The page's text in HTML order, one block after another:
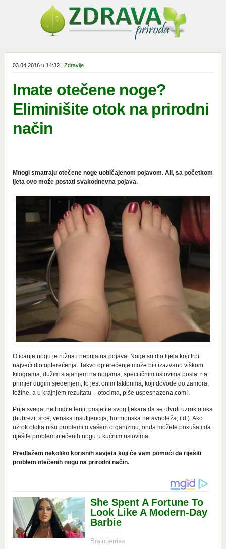
03.04.2016 u 14:32 | Zdravlje
Imate otečene noge?
Eliminišite otok na prirodni
način
Mnogi smatraju otečene noge uobičajenom pojavom. Ali, sa početkom
ljeta ovo može postati svakodnevna pojava.
Oticanje nogu je ružna i neprijatna pojava. Noge su dio tijela koji trpi
najveći dio opterećenja. Takvo opterećenje može biti izazvano viškom
kilograma, dužim stajanjem na nogama, specifičnim uslovima posla, na
primjer dugim sjedenjem, to jest onim faktorima, koji dovode do zamora,
težine, a u krajnjem rezultatu – otocima, piše uspesnazena.com!
Prije svega, ne budite lenji, posjetite svog ljekara da se utvrdi uzrok otoka
(bubrezi, srce, venska insufijencija, hormonska neravnoteža, itd.). Ako
uzrok otoka nisu problemi u vašem organizmu, onda možete pokušati da
riješite problem otečenih nogu u kućnim uslovima.
Predlažem nekoliko korisnih savjeta koji će vam pomoći da riješiti
problem otečenih nogu na prirodni način.